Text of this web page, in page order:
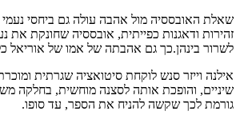
שאלת האובססיה מול אהבה עולה גם ביחסי
זהירות ודאגנות כפייתית, אובססיה שחונקת את
לשרור בינהן.כך גם אהבתה של אמו של אוריאל
אילנה וייזר סנש לוקחת סיטואציה שגרתית
שיניים, והופכת אותה לסצנה מוחשית, בחלקה
גורמת לכך שקשה להניח את הספר, עד סופו.